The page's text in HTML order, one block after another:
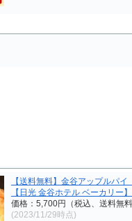
【送料無料】金谷アップルパイ
【日光 金谷ホテル ベーカリー】
価格：5,700円（税込、送料無
(2023/11/29時点)